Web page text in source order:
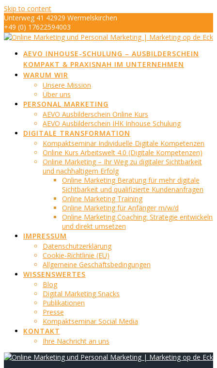
Skip to content
Unterweg 41 42929 Wermelskirchen
+49 (0) 17622594003
info@marketing-op-de-eck.de
AEVO INHOUSE-SCHULUNG – AUSBILDERSCHEIN
KOMPAKT & PRAXISNAH IM UNTERNEHMEN
WARUM WIR
Unsere Mission
Über uns
PERSONAL MARKETING
AEVO Ausbilderschein Online Kurs
AEVO Ausbilderschein IHK Inhouse Schulung
DIGITALE TRANSFORMATION
Kompaktseminar Individuelle Digitale Kompetenzen
Online Kurs Arbeitswelt 4.0 (Digitale Kompetenzen)
Online Marketing – Ihr Weg zu digitaler Sichtbarkeit
und nachhaltigem Erfolg
Online Marketing Beratung für mehr digitale
Sichtbarkeit und qualifizierte Kundenanfragen
Online Marketing Training
Online Marketing für Anfänger m/w/d
Online Marketing Coaching: Strategie entwickeln
und direkt umsetzen
IMPRESSUM
Datenschutzerklärung
Cookie-Richtlinie (EU)
Allgemeine Geschäftsbedingungen
WISSENSWERTES
Blog
Digital Marketing Snacks
Publikationen
Presse
Kompaktseminar Social Media
KONTAKT
Ihre Nachricht an uns